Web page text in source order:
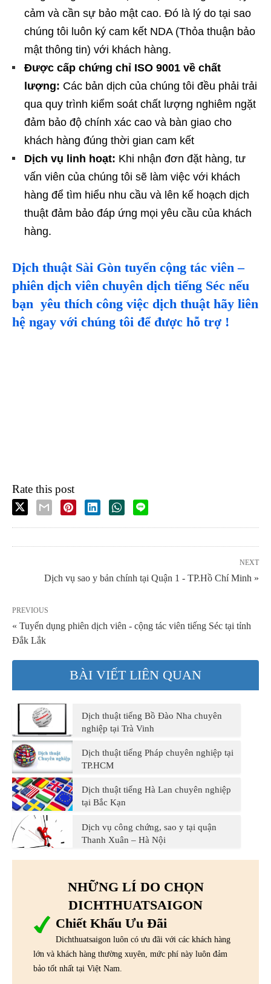
cảm và cần sự bảo mật cao. Đó là lý do tại sao
chúng tôi luôn ký cam kết NDA (Thỏa thuận bảo
mật thông tin) với khách hàng.
Được cấp chứng chỉ ISO 9001 về chất
lượng: Các bản dịch của chúng tôi đều phải trải
qua quy trình kiểm soát chất lượng nghiêm ngặt
đảm bảo độ chính xác cao và bàn giao cho
khách hàng đúng thời gian cam kết
Dịch vụ linh hoạt: Khi nhận đơn đặt hàng, tư
vấn viên của chúng tôi sẽ làm việc với khách
hàng để tìm hiểu nhu cầu và lên kế hoạch dịch
thuật đảm bảo đáp ứng mọi yêu cầu của khách
hàng.
Dịch thuật Sài Gòn tuyển cộng tác viên –
phiên dịch viên chuyên dịch tiếng Séc nếu
bạn yêu thích công việc dịch thuật hãy liên
hệ ngay với chúng tôi để được hỗ trợ !
Rate this post
NEXT
Dịch vụ sao y bản chính tại Quận 1 - TP.Hồ Chí Minh »
PREVIOUS
« Tuyển dụng phiên dịch viên - cộng tác viên tiếng Séc tại tỉnh
Đắk Lắk
BÀI VIẾT LIÊN QUAN
Dịch thuật tiếng Bồ Đào Nha chuyên
nghiệp tại Trà Vinh
Dịch thuật tiếng Pháp chuyên nghiệp tại
TP.HCM
Dịch thuật tiếng Hà Lan chuyên nghiệp
tại Bắc Kạn
Dịch vụ công chứng, sao y tại quận
Thanh Xuân – Hà Nội
NHỮNG LÍ DO CHỌN
DICHTHUATSAIGON
Chiết Khấu Ưu Đãi
Dichthuatsaigon luôn có ưu đãi với các khách hàng
lớn và khách hàng thường xuyên, mức phí này luôn đảm
bảo tốt nhất tại Việt Nam.